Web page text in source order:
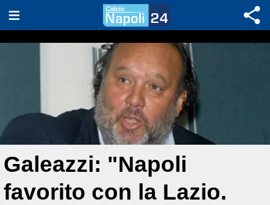
Galeazzi: "Napoli
favorito con la Lazio.